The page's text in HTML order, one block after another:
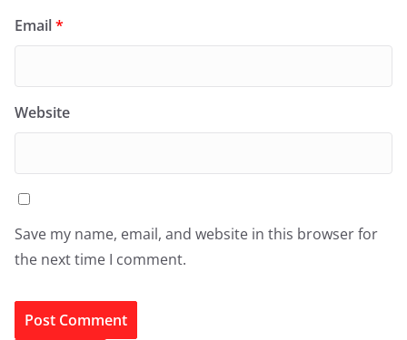
Email*
Website
Save my name, email, and website in this browser for
the next time I comment.